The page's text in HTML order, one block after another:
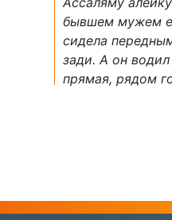
бывшем мужем
сидела
зади. А он
прямая, рядом